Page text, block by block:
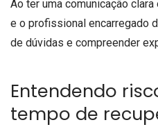
Ao ter uma comunicação
e o profissional encarregado
de dúvidas e compreender
Entendendo
tempo de